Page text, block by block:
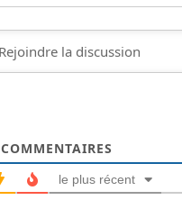
COMMENTAIRES
le plus récent